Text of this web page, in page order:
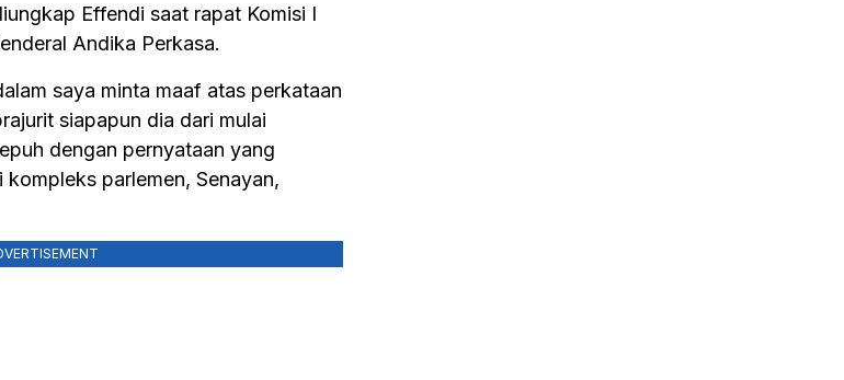
Effendi saat rapat Komisi I
Andika Perkasa.
saya minta maaf atas perkataan
siapapun dia dari mulai
dengan pernyataan yang
parlemen, Senayan,